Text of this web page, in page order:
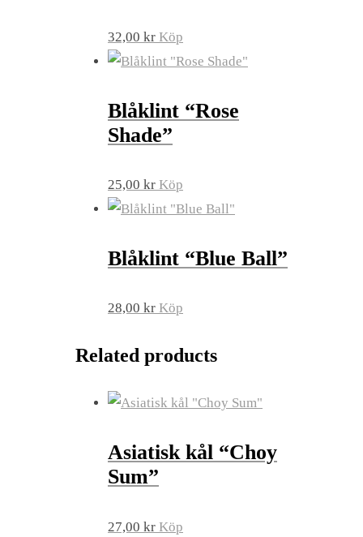
32,00 kr Köp
Blåklint “Rose
Shade”
25,00 kr Köp
Blåklint “Blue Ball”
28,00 kr Köp
Related products
Asiatisk kål “Choy
Sum”
27,00 kr Köp